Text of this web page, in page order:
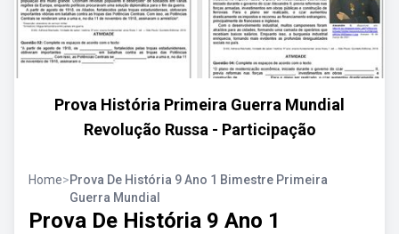
Prova História Primeira Guerra Mundial
Revolução Russa - Participação
Home>Prova De História 9 Ano 1 Bimestre Primeira
Guerra Mundial
Prova De História 9 Ano 1